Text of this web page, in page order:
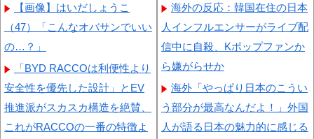
【画像】はいだしょうこ
（47）「こんなオバサンでいい
の…？」
「BYD RACCOは利便性より
安全性を優先した設計」とEV
推進派がスカスカ構造を絶賛、
これがRACCOの一番の特徴よ
海外の反応：韓国在住の日本
人インフルエンサーがライブ配
信中に自殺、Kポップファンか
ら嫌がらせか
海外「やっぱり日本のこうい
う部分が最高なんだよ！」外国
人が語る日本の魅力的に感じる